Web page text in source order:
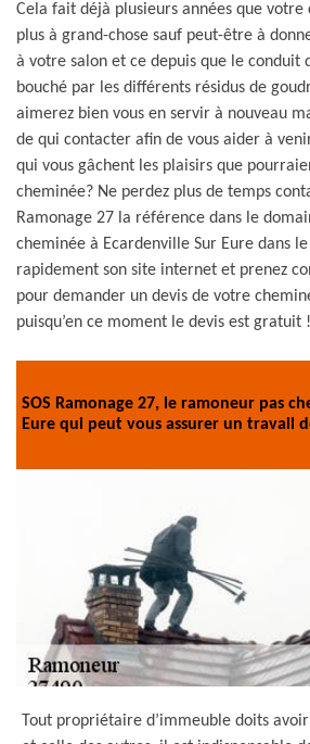
Cela fait déjà plusieurs années que votre
plus à grand-chose sauf peut-être à
à votre salon et ce depuis que le conduit
bouché par les différents résidus de
aimerez bien vous en servir à nouveau
de qui contacter afin de vous aider à
qui vous gâchent les plaisirs que
cheminée? Ne perdez plus de temps
Ramonage 27 la référence dans le
cheminée à Ecardenville Sur Eure dans
rapidement son site internet et prenez
pour demander un devis de votre
puisqu’en ce moment le devis est gratuit
SOS Ramonage 27, le ramoneur pas
Eure qui peut vous assurer un travail
Tout propriétaire d’immeuble doits